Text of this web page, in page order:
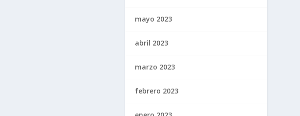
mayo 2023
abril 2023
marzo 2023
febrero 2023